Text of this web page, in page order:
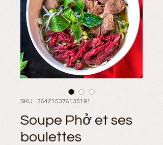
SKU : 364215376135191
Soupe Phở et ses
boulettes